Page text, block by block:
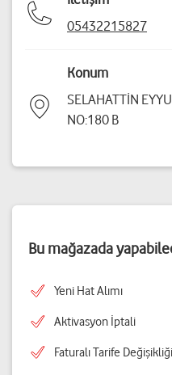
05432215827
Konum
SELAHATTİN
NO:180 B
Bu mağazada
Yeni Hat Alımı
Aktivasyon İptali
Faturalı Tarife Değişikliği